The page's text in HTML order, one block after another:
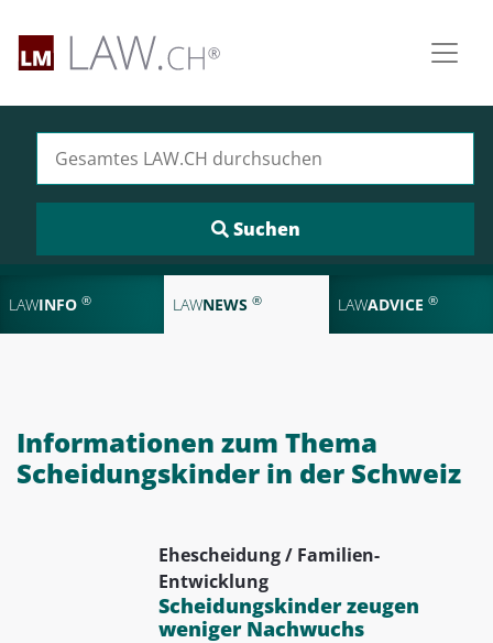
LAWINFO ® LAWNEWS ® LAWADVICE ®
Informationen zum Thema
Scheidungskinder in der Schweiz
Ehescheidung / Familien-
Entwicklung
Scheidungskinder zeugen
weniger Nachwuchs